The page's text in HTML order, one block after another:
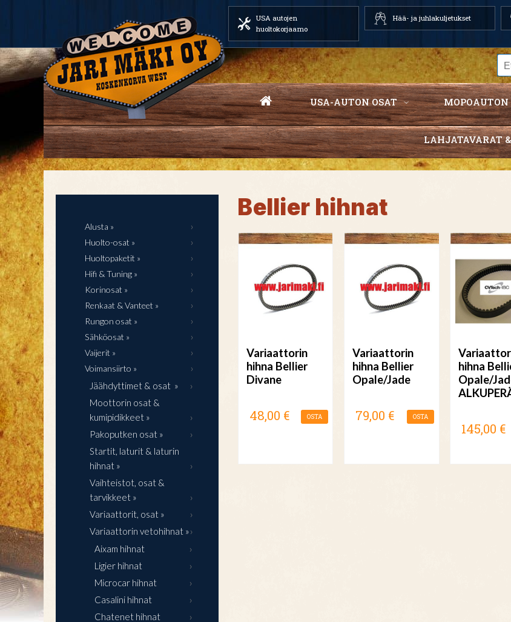
USA autojen
huoltokorjaamo
Hää- ja juhlakuljetukset
USA-AUTON OSAT MOPOAUTON
LAHJATAVARAT
Alusta »
Huolto-osat »
Huoltopaketit »
Hifi & Tuning »
Korinosat »
Renkaat & Vanteet »
Rungon osat »
Sähköosat »
Vaijerit »
Voimansiirto »
Jäähdyttimet & osat »
Moottorin osat &
kumipidikkeet »
Pakoputken osat »
Startit, laturit & laturin
hihnat »
Vaihteistot, osat &
tarvikkeet »
Variaattorit, osat »
Variaattorin vetohihnat »
Aixam hihnat
Ligier hihnat
Microcar hihnat
Casalini hihnat
Chatenet hihnat
Bellier hihnat
Variaattorin
hihna Bellier
Divane
48,00 € OSTA
Variaattorin
hihna Bellier
Opale/Jade
79,00 € OSTA
hihna
Opale/
145,00 €